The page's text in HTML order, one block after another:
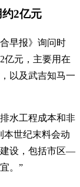
2亿元
早报》询问时
亿元，主要用在
以及武吉知马一
水工程成本和非
本世纪末料会动
建设，包括市区—
。”